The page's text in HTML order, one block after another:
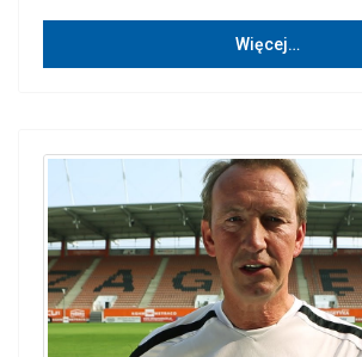
Więcej…